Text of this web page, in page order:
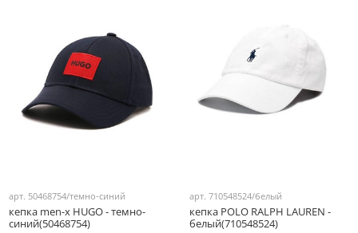
арт. 50468754/темно-синий
кепка men-x HUGO - темно-
синий(50468754)
арт. 710548524/белый
кепка POLO RALPH LAUREN -
белый(710548524)